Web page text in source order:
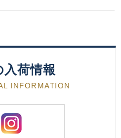
入荷情報
INFORMATION